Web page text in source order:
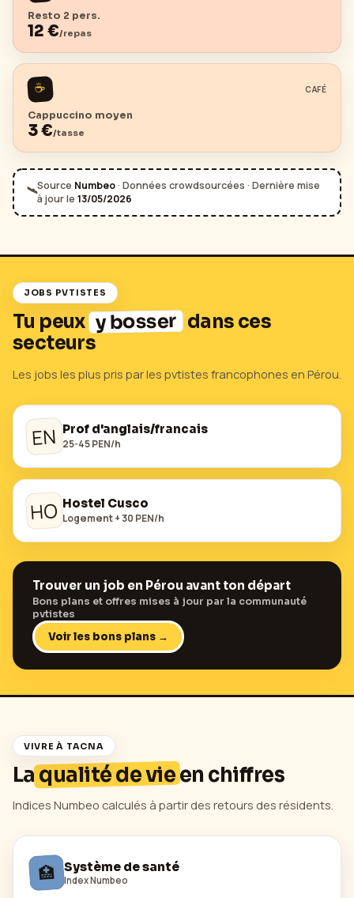
Resto 2 pers.
12 €/repas
☕ CAFÉ
Cappuccino moyen
3€/tasse
🛰️Source Numbeo· Données crowdsourcées · Dernière mise
à jour le 13/05/2026
JOBS PVTISTES
Tu peux y bosser dans ces
secteurs
Les jobs les plus pris par les pvtistes francophones en Pérou.
EN Prof d'anglais/francais
25-45 PEN/h
HO Hostel Cusco
Logement + 30 PEN/h
Trouver un job en Pérou avant ton départ
Bons plans et offres mises à jour par la communauté
pvtistes
Voir les bons plans →
VIVRE À TACNA
Laqualité de vieen chiffres
Indices Numbeo calculés à partir des retours des résidents.
🏥 Système de santé
Index Numbeo